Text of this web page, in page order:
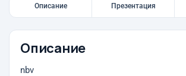
Описание Презентация
Описание
nbv